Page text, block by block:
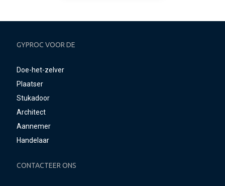
GYPROC VOOR DE
Doe-het-zelver
Plaatser
Stukadoor
Architect
Aannemer
Handelaar
CONTACTEER ONS